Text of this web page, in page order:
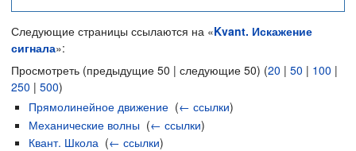
Следующие страницы ссылаются на «Kvant. Искажение
сигнала»:
Просмотреть (предыдущие 50 | следующие 50) (20 | 50 | 100 |
250 | 500)
Прямолинейное движение (← ссылки)
Механические волны (← ссылки)
Квант. Школа (← ссылки)